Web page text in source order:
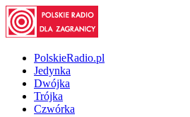
PolskieRadio.pl
Jedynka
Dwójka
Trójka
Czwórka